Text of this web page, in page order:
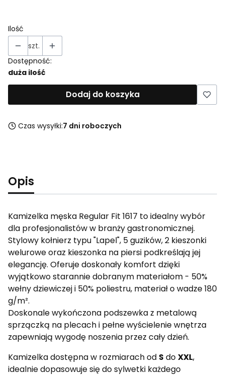
Ilość
szt.
Dostępność:
duża ilość
Dodaj do koszyka
Czas wysyłki:7 dni roboczych
Opis
Kamizelka męska Regular Fit 1617 to idealny wybór
dla profesjonalistów w branży gastronomicznej.
Stylowy kołnierz typu "Lapel", 5 guzików, 2 kieszonki
welurowe oraz kieszonka na piersi podkreślają jej
elegancję. Oferuje doskonały komfort dzięki
wyjątkowo starannie dobranym materiałom - 50%
wełny dziewiczej i 50% poliestru, materiał o wadze 180
g/m².
Doskonale wykończona podszewka z metalową
sprzączką na plecach i pełne wyścielenie wnętrza
zapewniają wygodę noszenia przez cały dzień.
Kamizelka dostępna w rozmiarach od S doXXL,
idealnie dopasowuje się do sylwetki każdego